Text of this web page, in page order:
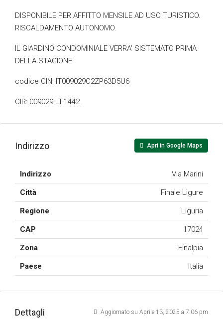
DISPONIBILE PER AFFITTO MENSILE AD USO TURISTICO.
RISCALDAMENTO AUTONOMO.
IL GIARDINO CONDOMINIALE VERRA’ SISTEMATO PRIMA
DELLA STAGIONE.
codice CIN: IT009029C2ZP63D5U6
CIR: 009029-LT-1442
Indirizzo Apri in Google Maps
Indirizzo Via Marini
Città Finale Ligure
Regione Liguria
CAP 17024
Zona Finalpia
Paese Italia
Dettagli Aggiornato su Aprile 13, 2025 a 7:06 pm